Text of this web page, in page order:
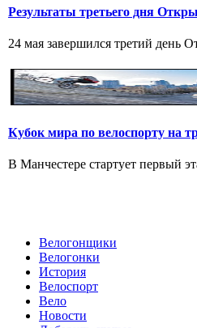
Результаты третьего дня
24 мая завершился третий день
Кубок мира по велоспорту на
В Манчестере стартует первый
Велогонщики
Велогонки
История
Велоспорт
Вело
Новости